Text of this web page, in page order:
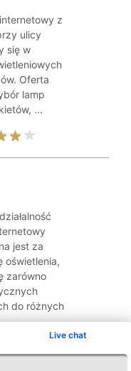
Live chat
z
ulicy
się w
Oferta
lamp
...
jest za
oświetlenia,
zarówno
do różnych